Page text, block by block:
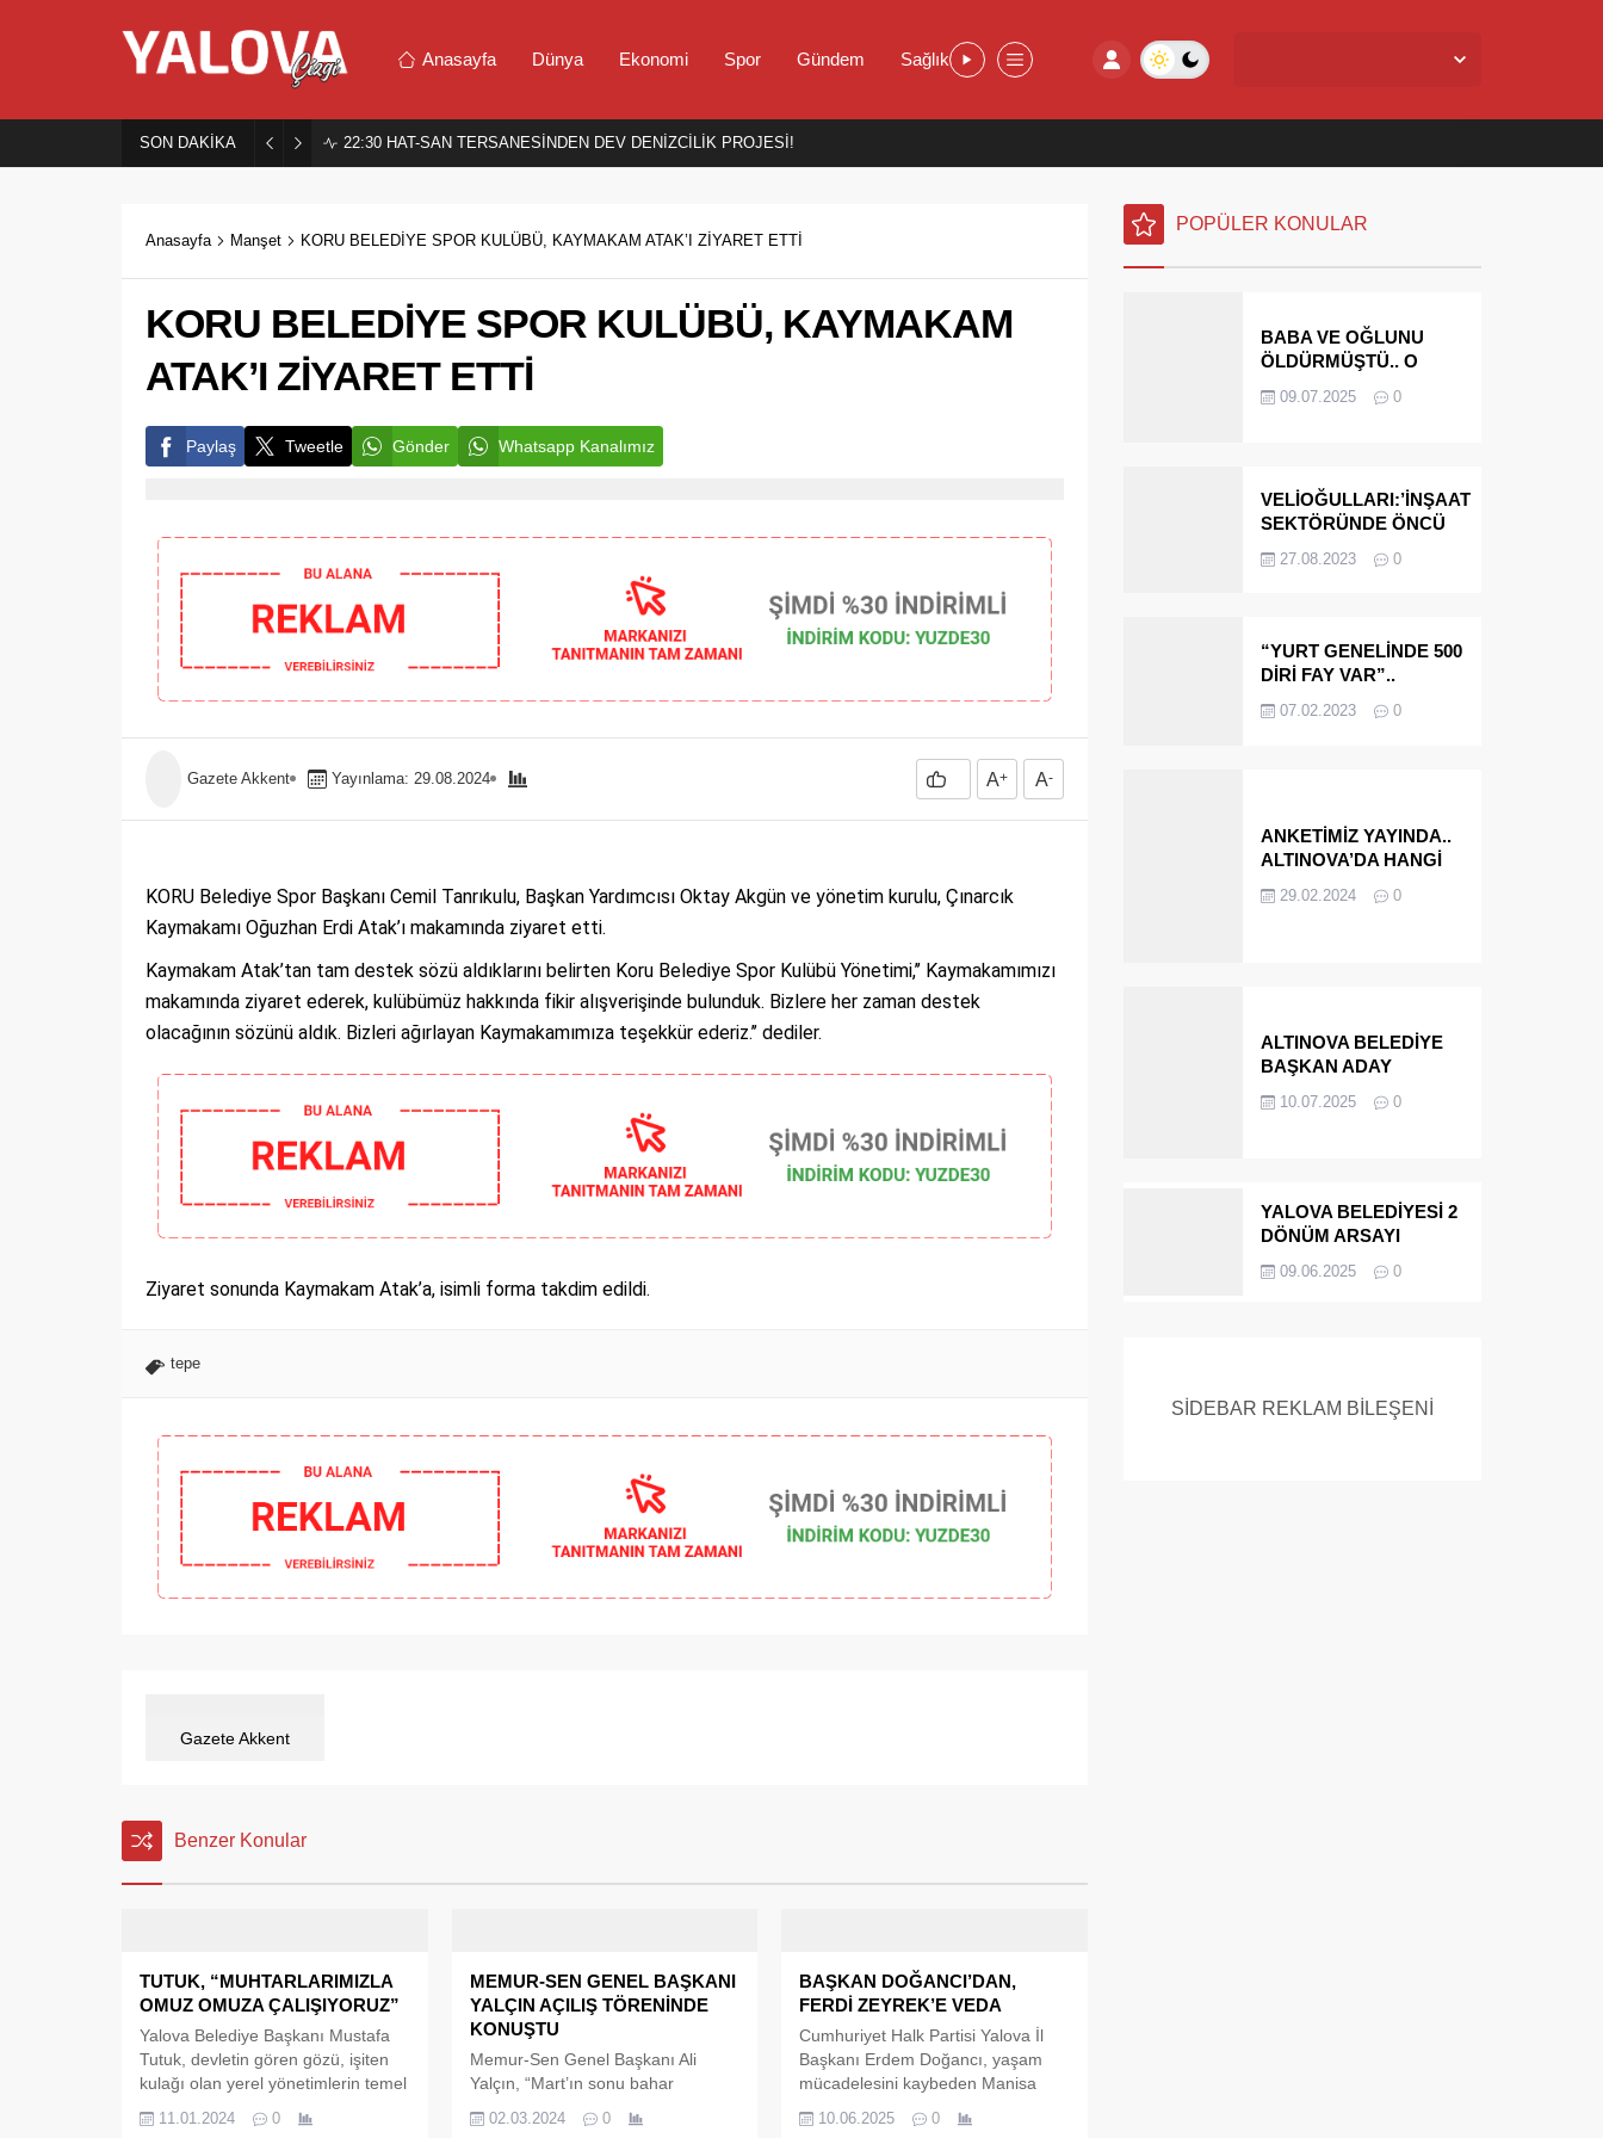
Anasayfa Dünya Ekonomi Spor Gündem Sağlık
SON DAKİKA 22:30 HAT-SAN TERSANESİNDEN DEV DENİZCİLİK PROJESİ!
Anasayfa Manşet KORU BELEDİYE SPOR KULÜBÜ, KAYMAKAM ATAK’I ZİYARET ETTİ
KORU BELEDİYE SPOR KULÜBÜ, KAYMAKAM
ATAK’I ZİYARET ETTİ
Paylaş Tweetle Gönder Whatsapp Kanalımız
Gazete Akkent Yayınlama: 29.08.2024 A+ A-
KORU Belediye Spor Başkanı Cemil Tanrıkulu, Başkan Yardımcısı Oktay Akgün ve yönetim kurulu, Çınarcık
Kaymakamı Oğuzhan Erdi Atak’ı makamında ziyaret etti.
Kaymakam Atak’tan tam destek sözü aldıklarını belirten Koru Belediye Spor Kulübü Yönetimi,’’ Kaymakamımızı
makamında ziyaret ederek, kulübümüz hakkında fikir alışverişinde bulunduk. Bizlere her zaman destek
olacağının sözünü aldık. Bizleri ağırlayan Kaymakamımıza teşekkür ederiz.’’ dediler.
Ziyaret sonunda Kaymakam Atak’a, isimli forma takdim edildi.
tepe
Gazete Akkent
Benzer Konular
TUTUK, “MUHTARLARIMIZLA
OMUZ OMUZA ÇALIŞIYORUZ”
Yalova Belediye Başkanı Mustafa
Tutuk, devletin gören gözü, işiten
kulağı olan yerel yönetimlerin temel
taşı muhtarlarla bir araya geldi.
Yalova Muhtarlar Derneği Başkanı
11.01.2024 0
MEMUR-SEN GENEL BAŞKANI
YALÇIN AÇILIŞ TÖRENİNDE
KONUŞTU
Memur-Sen Genel Başkanı Ali
Yalçın, “Mart’ın sonu bahar
demişlerdi, Mart’ın sonunda kara
kış yaşattılar bize. Bu açıdan bu
02.03.2024 0
BAŞKAN DOĞANCI’DAN,
FERDİ ZEYREK’E VEDA
Cumhuriyet Halk Partisi Yalova İl
Başkanı Erdem Doğancı, yaşam
mücadelesini kaybeden Manisa
Büyükşehir Belediye Başkanı Ferdi
Zeyrek için veda mesajı paylaştı.
10.06.2025 0
POPÜLER KONULAR
BABA VE OĞLUNU
ÖLDÜRMÜŞTÜ.. O
MİRASÇILARI
09.07.2025 0
VELİOĞULLARI:’İNŞAAT
SEKTÖRÜNDE ÖNCÜ
EDECEĞİZ’
27.08.2023 0
“YURT GENELİNDE 500
DİRİ FAY VAR”..
ÇINARCIK..
07.02.2023 0
ANKETİMİZ YAYINDA..
ALTINOVA’DA HANGİ
BAŞKANI OLARAK
29.02.2024 0
ALTINOVA BELEDİYE
BAŞKAN ADAY
MÜEBBET ALDI FİRAR
10.07.2025 0
YALOVA BELEDİYESİ 2
DÖNÜM ARSAYI
09.06.2025 0
SİDEBAR REKLAM BİLEŞENİ